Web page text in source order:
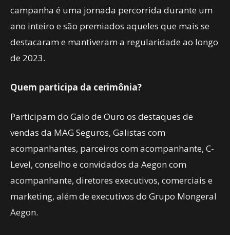
campanha é uma jornada percorrida durante um
ano inteiro e são premiados aqueles que mais se
destacaram e mantiveram a regularidade ao longo
de 2023.
Quem participa da cerimônia?
Participam do Galo de Ouro os destaques de
vendas da MAG Seguros, Galistas com
acompanhantes, parceiros com acompanhante, C-
Level, conselho e convidados da Aegon com
acompanhante, diretores executivos, comerciais e
marketing, além de executivos do Grupo Mongeral
Aegon.